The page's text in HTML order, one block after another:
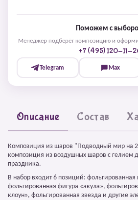
Поможем с
Менеджер подберёт композицию и
+7 (495) 120-11-
Telegram Max
Описание Состав
Композиция из шаров "Подводный мир на 2
композиция из воздушных шаров с гелием
праздника.
В набор входит 6 позиций:
фольгированная фигура «акула»,
клоун», фольгированная звезда и другие